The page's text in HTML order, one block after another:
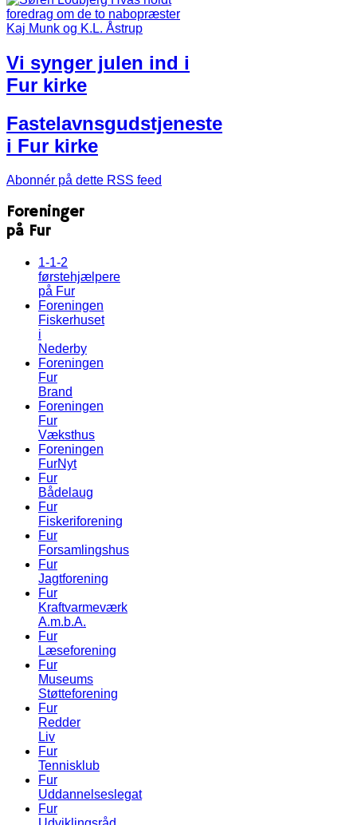
Vi synger julen ind i
Fur kirke
Fastelavnsgudstjeneste
i Fur kirke
Abonnér på dette RSS feed
Foreninger
på Fur
1-1-2
førstehjælpere
på Fur
Foreningen
Fiskerhuset
i
Nederby
Foreningen
Fur
Brand
Foreningen
Fur
Væksthus
Foreningen
FurNyt
Fur
Bådelaug
Fur
Fiskeriforening
Fur
Forsamlingshus
Fur
Jagtforening
Fur
Kraftvarmeværk
A.m.b.A.
Fur
Læseforening
Fur
Museums
Støtteforening
Fur
Redder
Liv
Fur
Tennisklub
Fur
Uddannelseslegat
Fur